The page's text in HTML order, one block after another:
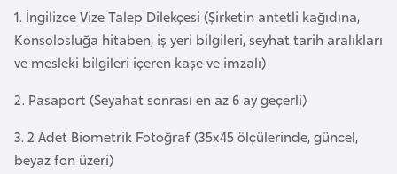
l
e
m
e
i
1. İngilizce Vize Talep Dilekçesi (Şirketin antetli kağıdına,
Konsolosluğa hitaben, iş yeri bilgileri, seyhat tarih aralıkları
ve mesleki bilgileri içeren kaşe ve imzalı)
2. Pasaport (Seyahat sonrası en az 6 ay geçerli)
3. 2 Adet Biometrik Fotoğraf (35x45 ölçülerinde, güncel,
beyaz fon üzeri)
r
y
a
z
e